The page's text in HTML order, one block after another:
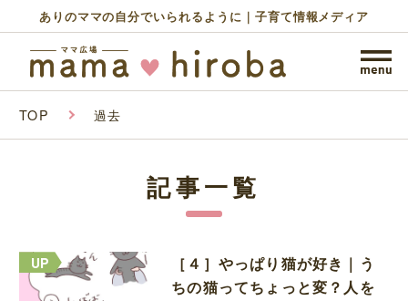
ありのママの自分でいられるように｜子育て情報メディア
TOP 過去
記事一覧
［４］やっぱり猫が好き｜う
ちの猫ってちょっと変？人を